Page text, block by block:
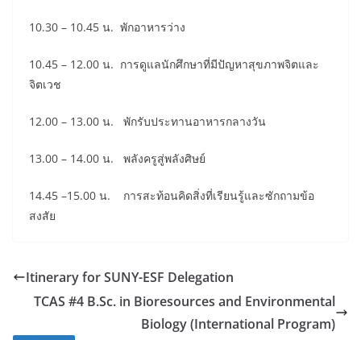
10.30 – 10.45 น. พักอาหารว่าง
10.45 – 12.00 น. การดูแลนักศึกษาที่มีปัญหาสุขภาพจิตและ
จิตเวช
12.00 – 13.00 น. พักรับประทานอาหารกลางวัน
13.00 – 14.00 น. พลังครูสู่พลังศิษย์
14.45 –15.00 น. การสะท้อนคิดสิ่งที่เรียนรู้และซักถามข้อ
สงสัย
Itinerary for SUNY-ESF Delegation
TCAS #4 B.Sc. in Bioresources and Environmental
Biology (International Program)